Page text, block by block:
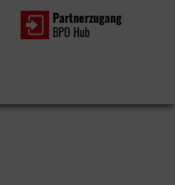
Partner­zugang
BPO Hub